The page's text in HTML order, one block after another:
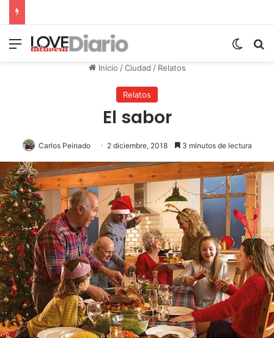
Menú
Inicio / Ciudad / Relatos
Relatos
El sabor
Carlos Peinado 2 diciembre, 2018 3 minutos de lectura